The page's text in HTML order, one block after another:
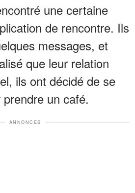
une certaine
de rencontre. Ils
messages, et
que leur relation
ils ont décidé de se
un café.
ANNONCES